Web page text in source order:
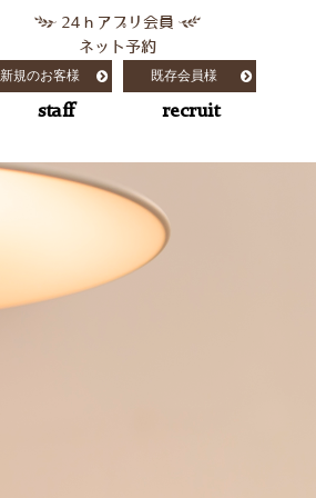
24ｈアプリ会員
ネット予約
新規のお客様 既存会員様
staff recruit